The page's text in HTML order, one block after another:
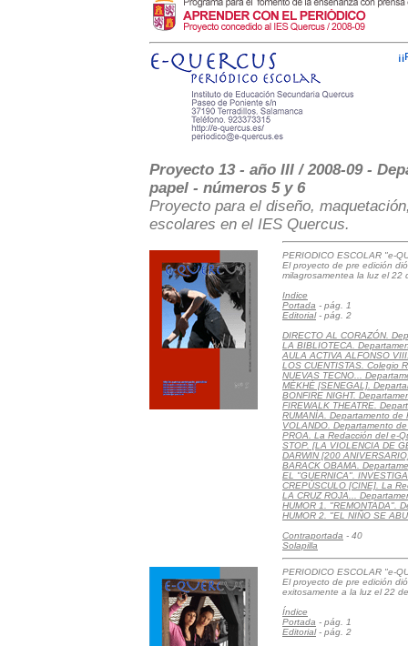
Proyecto 13 - año III / 2008-09 -
papel - números 5 y 6
Proyecto para el diseño,
escolares en el IES Quercus.
PERIODICO ESCOLAR "e-
El proyecto de pre edición
milagrosamentea la luz el 22
Indice
Portada - pág. 1
Editorial- pág. 2
DIRECTO AL CORAZÓN.
LA BIBLIOTECA.
AULA ACTIVA ALFONSO
LOS CUENTISTAS. Colegio
NUEVAS TECNO...
MÉKHÉ [SENEGAL].
BONFIRE NIGHT.
FIREWALK THEATRE.
RUMANÍA. Departamento de
VOLANDO. Departamento
PROA. La Redacción del e-
STOP. [LA VIOLENCIA DE
DARWIN [200
BARACK OBAMA.
EL "GUERNICA".
CREPÚSCULO [CINE]. La
LA CRUZ ROJA...
HUMOR 1. "REMONTADA".
HUMOR 2. "EL NIÑO SE
Contraportada - 40
Solapilla
PERIODICO ESCOLAR "e-
El proyecto de pre edición
exitosamente a la luz el 22
Índice
Portada - pág. 1
Editorial- pág. 2